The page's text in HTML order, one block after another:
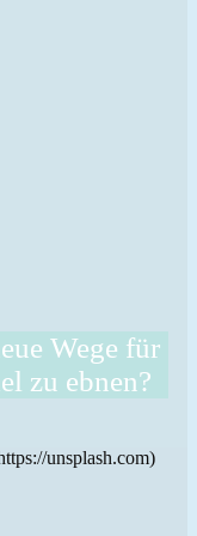
Wege für
zu ebnen?